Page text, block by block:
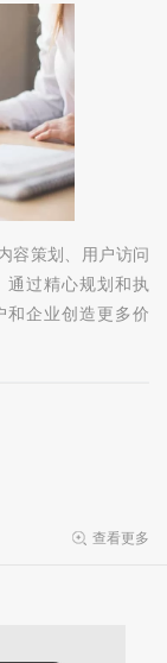
容策划、用户访问
过精心规划和执
和企业创造更多价
查看更多